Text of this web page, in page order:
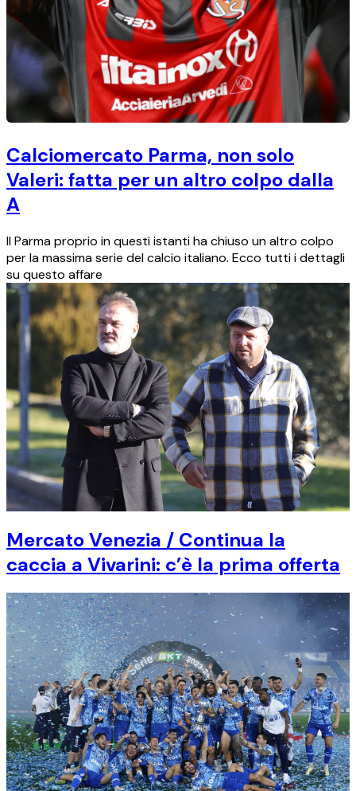
Calciomercato Parma, non solo
Valeri: fatta per un altro colpo dalla
A
Il Parma proprio in questi istanti ha chiuso un altro colpo
per la massima serie del calcio italiano. Ecco tutti i dettagli
su questo affare
Mercato Venezia / Continua la
caccia a Vivarini: c’è la prima offerta